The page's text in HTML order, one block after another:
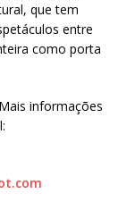
que tem
entre
como porta
informações